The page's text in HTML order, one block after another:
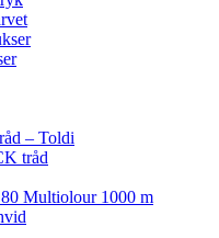
– Toldi
tråd
Multiolour 1000 m